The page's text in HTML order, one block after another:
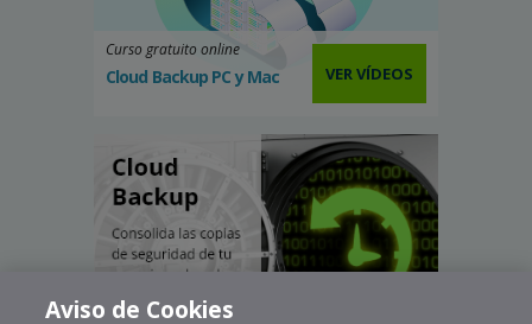
Curso gratuito online
Cloud Backup PC y Mac VER VÍDEOS
Aviso de Cookies